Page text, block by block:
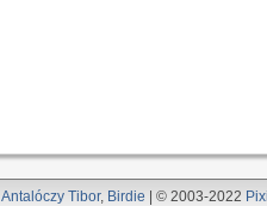
Antalóczy Tibor, Birdie | © 2003-2022